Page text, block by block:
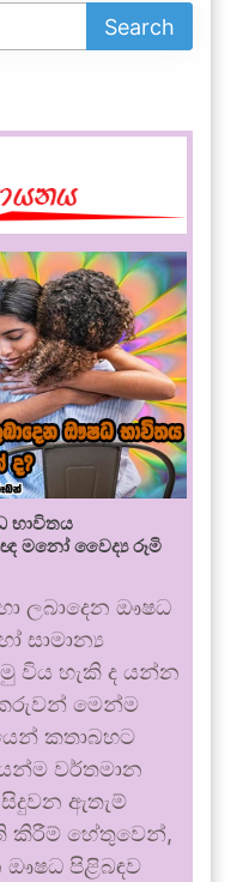
භාවිතය
මනෝ වෛද්‍ය රූමි
ලබාදෙන ඖෂධ
සාමාන්‍ය
විය හැකි ද යන්න
මෙන්ම
කතාබහට
වර්තමාන
ඇතැම්
කිරීම් හේතුවෙන්,
ඖෂධ පිළිබඳව